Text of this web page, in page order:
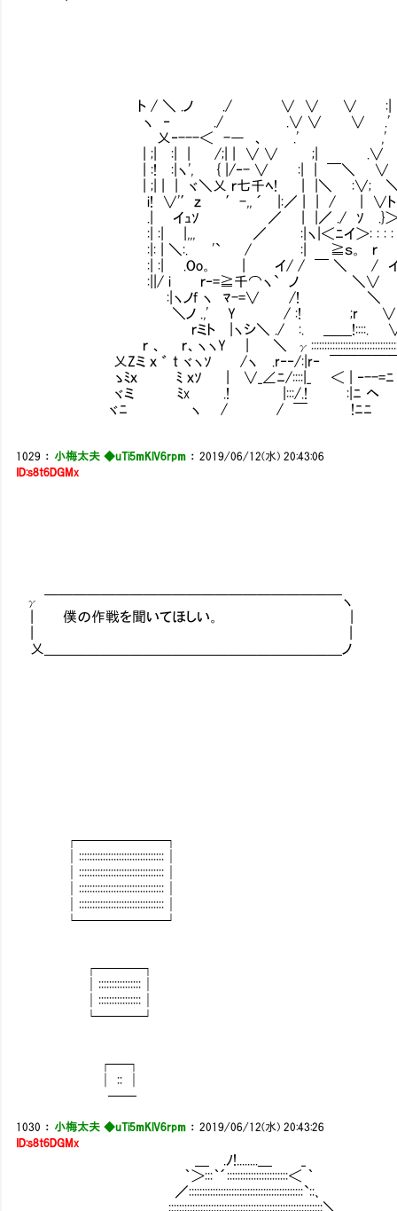
ト / ＼ .ノ ./ ∨ ∨ ∨ :|
ヽ ‐ ./ .∨ ∨ ∨ .'
乂‐---＜ -― 、 .' ,'
| ;| :| | /;| | ∨ ∨ ;| .∨
| :! :|ヽ', { |/‐- ∨ :| | ￣＼ ∨
| ;| | | ヾ＼乂 ｒ七千ﾍ! | |＼ :∨; ＼
i! ∨'′ｚ ′-,, ´ |:／ | | / | ∨ト 乂 うん。
.| イｭｿ ／ | |／ ./ ｿ .}＞
:| :| |,,, ／ :|ヽ|＜ﾆイ＞: : : : r
:|: | ＼:. '` / :| ≧ｓ。 ｒ㌻
:| :| .Oo。 | イ/ / ￣ ＼ /
:||/ i ｒ‐=≧千⌒ヽ` ノ ＼∨
:|ヽノf ヽ ﾏ-=∨ /! ＼
＼ノ .,' Y Ⅷ / :! ;r ∨
ｒミト |ヽシ＼ ./ :. ＿＿!::::.
ｒ 、 ｒ、ヽヽY | ＼
乂Zミ ｘ ゛ t ヾヽｿ Ⅵ /ヽ .r‐‐/:|r‐ ￣￣￣￣
ゝﾐｘ ﾐ ｘｿ | ∨_∠ﾆ/::::|_ ＜ | ‐--=ﾆ
ヾミ ﾐx .! |:::/.! :|ﾆ ヘ
ヾﾆ ヽ / / ￣ !ﾆﾆ
1029 ： 小梅太夫 ◆uTi5mKlV6rpm ：2019/06/12(水) 20:43:06
ID:s8t6DGMx
γ ￣￣￣￣￣￣￣￣￣￣￣￣￣￣￣￣￣￣￣￣￣ヽ
| 僕の作戦を聞いてほしい。 |
乂＿＿＿＿＿＿＿＿＿＿＿＿＿＿＿＿＿＿＿＿＿ノ
┌──────┐
│::::::::::::::::::::::::::::::::│
│::::::::::::::::::::::::::::::::│
│::::::::::::::::::::::::::::::::│
│::::::::::::::::::::::::::::::::│
└──────┘
┌───┐
│::::::::::::::::│
│::::::::::::::::│
└───┘
┌─┐
│ :: │
──
1030 ： 小梅太夫 ◆uTi5mKlV6rpm ：2019/06/12(水) 20:43:26
ID:s8t6DGMx
＿ .ﾉ!........＿ _
｀＞:::｀´:::::::::::::::::::::::＜ ｀
／:::::::::::::::::::::::::::::::::::::::::::`::､
,::::::::::::::::::::::::::::::::::::::::::::::::::::::::::＼